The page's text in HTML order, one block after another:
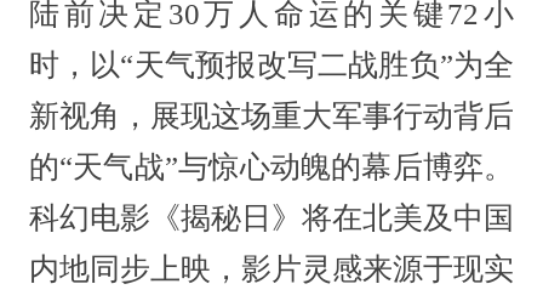
陆前决定30万人命运的关键72小
时，以“天气预报改写二战胜负”为全
新视角，展现这场重大军事行动背后
的“天气战”与惊心动魄的幕后博弈。
科幻电影《揭秘日》将在北美及中国
内地同步上映，影片灵感来源于现实